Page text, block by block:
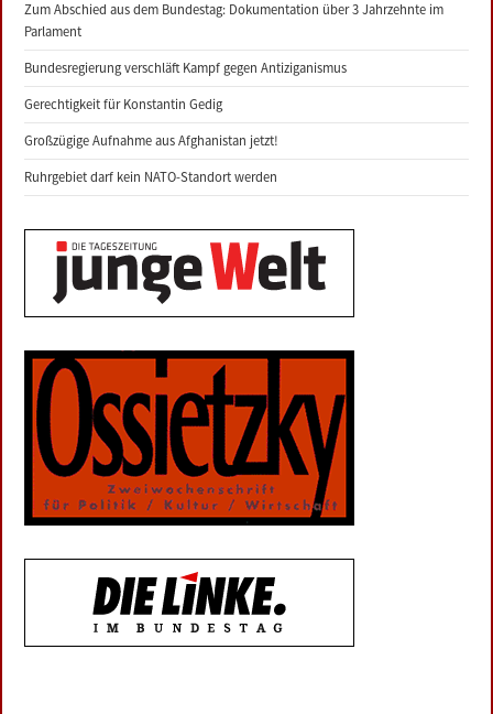
Zum Abschied aus dem Bundestag: Dokumentation über 3 Jahrzehnte im
Parlament
Bundesregierung verschläft Kampf gegen Antiziganismus
Gerechtigkeit für Konstantin Gedig
Großzügige Aufnahme aus Afghanistan jetzt!
Ruhrgebiet darf kein NATO-Standort werden